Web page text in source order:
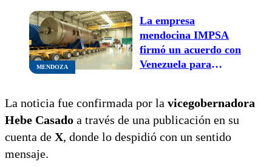
medicamento clave
para su tratamiento
MENDOZA
La empresa
mendocina IMPSA
firmó un acuerdo con
Venezuela para
La noticia fue confirmada por la vicegobernadora
Hebe Casado a través de una publicación en su
cuenta de X, donde lo despidió con un sentido
mensaje.